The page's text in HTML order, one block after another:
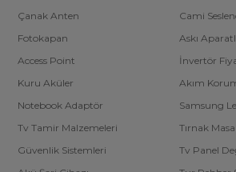
Çanak Anten
Cami
Fotokapan
Askı
Access Point
İnvertör
Kuru Aküler
Akım
Notebook Adaptör
Samsung
Tv Tamir Malzemeleri
Tırnak
Güvenlik Sistemleri
Tv Panel